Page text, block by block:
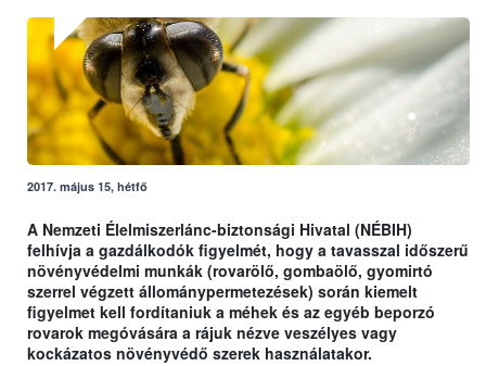
2017. május 15, hétfő
A Nemzeti Élelmiszerlánc-biztonsági Hivatal (NÉBIH)
felhívja a gazdálkodók figyelmét, hogy a tavasszal időszerű
növényvédelmi munkák (rovarölő, gombaölő, gyomirtó
szerrel végzett állománypermetezések) során kiemelt
figyelmet kell fordítaniuk a méhek és az egyéb beporzó
rovarok megóvására a rájuk nézve veszélyes vagy
kockázatos növényvédő szerek használatakor.